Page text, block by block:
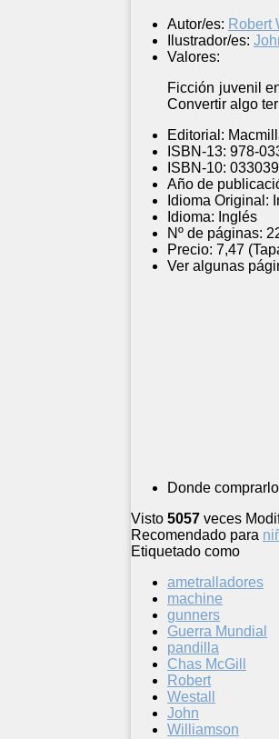
Autor/es: Robert
Ilustrador/es:
Valores:
Ficción juvenil
Convertir algo
Editorial:
ISBN-13: 978-
ISBN-10:
Año de
Idioma Original:
Idioma: Inglés
Nº de páginas:
Precio: 7,47
Ver algunas
Donde
Visto 5057 veces
Recomendado para
Etiquetado como
ametralladores
machine
gunners
Guerra Mundial
pandilla
Chas McGill
Robert
Westall
John
Williamson